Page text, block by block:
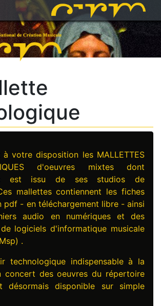
à votre disposition les MALLETTES
d'oeuvres mixtes dont
est issu de ses studios de
mallettes contiennent les fiches
pdf - en téléchargement libre - ainsi
audio en numériques et des
logiciels d'informatique musicale
.
technologique indispensable à la
concert des oeuvres du répertoire
désormais disponible sur simple